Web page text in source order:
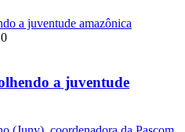
a juventude